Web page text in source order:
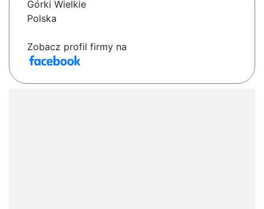
Górki Wielkie
Polska
Zobacz profil firmy na